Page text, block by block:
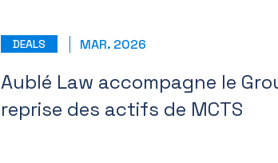
DEALS MAR. 2026
Aublé Law accompagne le
reprise des actifs de MCTS